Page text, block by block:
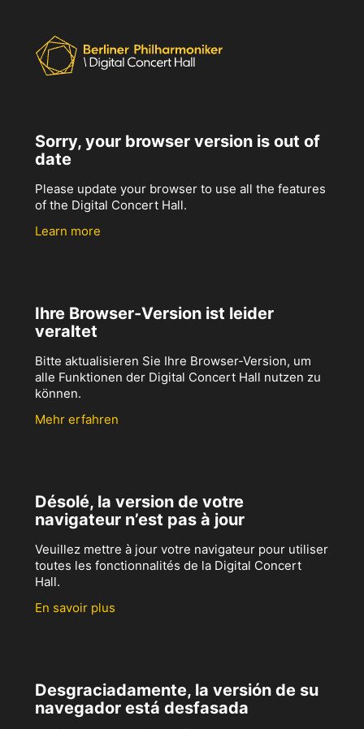
Sorry, your browser version is out of
date
Please update your browser to use all the features
of the Digital Concert Hall.
Learn more
Ihre Browser-Version ist leider
veraltet
Bitte aktualisieren Sie Ihre Browser-Version, um
alle Funktionen der Digital Concert Hall nutzen zu
können.
Mehr erfahren
Désolé, la version de votre
navigateur n’est pas à jour
Veuillez mettre à jour votre navigateur pour utiliser
toutes les fonctionnalités de la Digital Concert
Hall.
En savoir plus
Desgraciadamente, la versión de su
navegador está desfasada